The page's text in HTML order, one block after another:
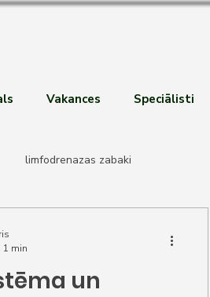
Vakances Speciālisti
limfodrenazas zabaki
un
1 min